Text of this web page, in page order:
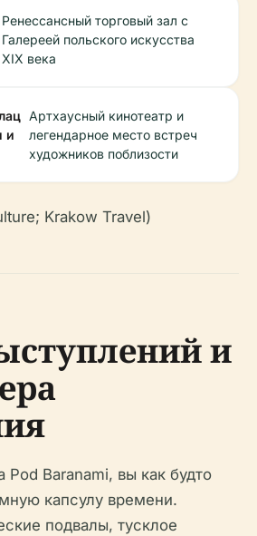
Ренессансный торговый зал с
Галереей польского искусства
XIX века
и
Артхаусный кинотеатр и
легендарное место встреч
художников поблизости
Krakow Travel)
и
Pod Baranami, вы как будто
капсулу времени.
подвалы, тусклое